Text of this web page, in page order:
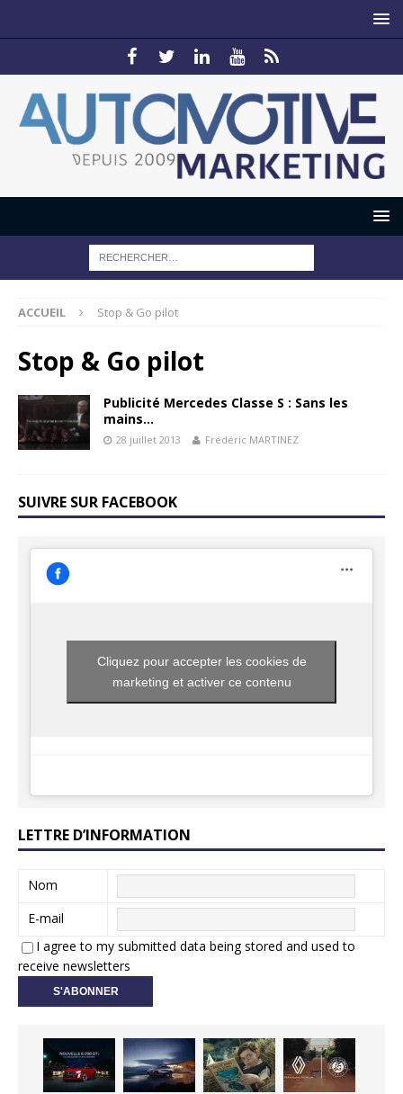
ACCUEIL Stop & Go pilot
Stop & Go pilot
Publicité Mercedes Classe S : Sans les
mains…
28 juillet 2013 Frédéric MARTINEZ
SUIVRE SUR FACEBOOK
Cliquez pour accepter les cookies de
marketing et activer ce contenu
LETTRE D’INFORMATION
Nom
E-mail
I agree to my submitted data being stored and used to
receive newsletters